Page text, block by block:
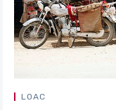
LOAC